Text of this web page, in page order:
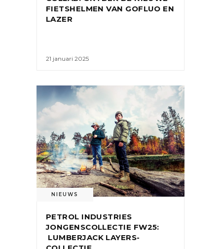
FIETSHELMEN VAN GOFLUO EN
LAZER
21 januari 2025
NIEUWS
PETROL INDUSTRIES
JONGENSCOLLECTIE FW25:
LUMBERJACK LAYERS-